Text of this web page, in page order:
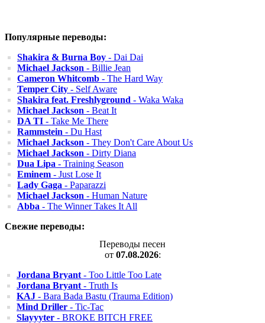
Популярные переводы:
Shakira & Burna Boy - Dai Dai
Michael Jackson - Billie Jean
Cameron Whitcomb - The Hard Way
Temper City - Self Aware
Shakira feat. Freshlyground - Waka Waka
Michael Jackson - Beat It
DA TI - Take Me There
Rammstein - Du Hast
Michael Jackson - They Don't Care About Us
Michael Jackson - Dirty Diana
Dua Lipa - Training Season
Eminem - Just Lose It
Lady Gaga - Paparazzi
Michael Jackson - Human Nature
Abba - The Winner Takes It All
Свежие переводы:
Переводы песен
от 07.08.2026:
Jordana Bryant - Too Little Too Late
Jordana Bryant - Truth Is
KAJ - Bara Bada Bastu (Trauma Edition)
Mind Driller - Tic-Tac
Slayyyter - BROKE BITCH FREE